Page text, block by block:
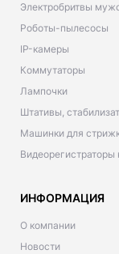
Электробритвы
Роботы-пылесосы
IP-камеры
Коммутаторы
Лампочки
Штативы,
Машинки для
ИНФОРМАЦИЯ
О компании
Новости